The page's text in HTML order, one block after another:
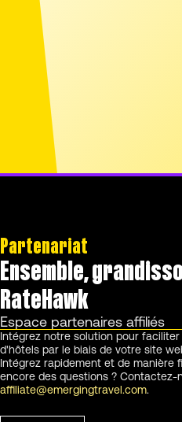
Partenariat
Ensemble,
RateHawk
Espace partenaires affiliés
Intégrez notre solution pour
d'hôtels par le biais de votre site
Intégrez rapidement et de manière
encore des questions ? Contactez-
affiliate@emergingtravel.com.